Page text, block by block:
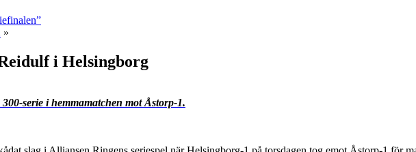
»
i Helsingborg
serie i hemmamatchen mot Åstorp-1.